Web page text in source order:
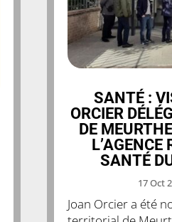
SANTÉ :
ORCIER
DE
L’AGENCE
SANTÉ
17 Oct
Joan Orcier a été